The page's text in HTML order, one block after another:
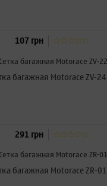
107 грн
багажная Motorace ZV-24
291 грн
багажная Motorace ZR-01